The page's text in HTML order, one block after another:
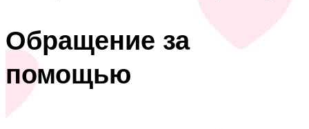
Обращение за
помощью